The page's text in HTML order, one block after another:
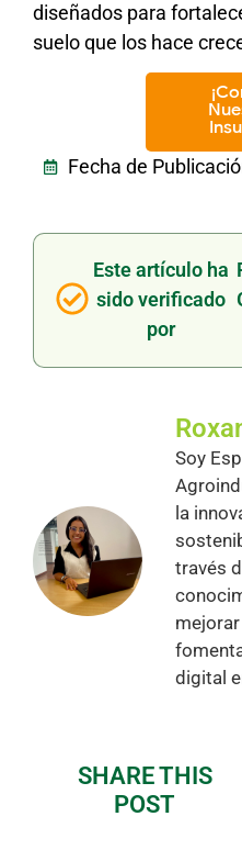
diseñados para
suelo que los hace
Fecha de
Este artículo ha
sido verificado
por
Soy
la
través
digital
SHARE THIS
POST